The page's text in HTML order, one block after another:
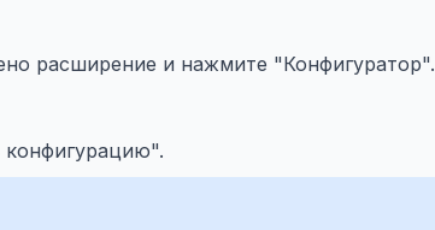
расширение и нажмите "Конфигуратор".